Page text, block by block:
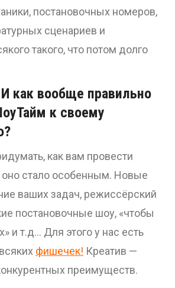
постановочных номеров,
сценариев и
такого, что потом долго
как вообще правильно
к своему
как вам провести
стало особенным. Новые
ваших задач, режиссёрский
постановочные шоу, «чтобы
и т.д… Для этого у нас есть
фишечек! Креатив —
преимуществ.